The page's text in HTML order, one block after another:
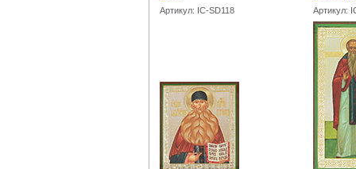
Артикул: IC-SD118 Артикул: